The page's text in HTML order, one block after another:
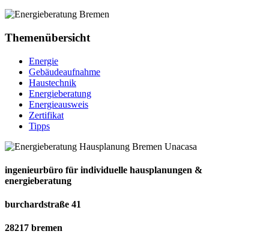
Themenübersicht
Energie
Gebäudeaufnahme
Haustechnik
Energieberatung
Energieausweis
Zertifikat
Tipps
ingenieurbüro für individuelle hausplanungen &
energieberatung
burchardstraße 41
28217 bremen